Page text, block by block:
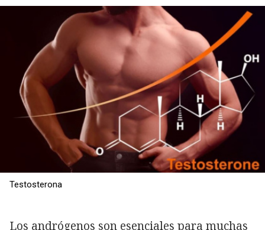
Testosterona
Los andrógenos son esenciales para muchas